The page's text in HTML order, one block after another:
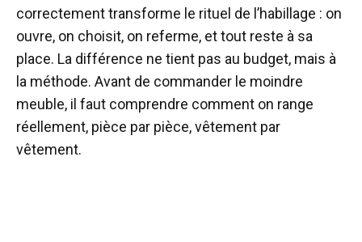
correctement transforme le rituel de l’habillage : on
ouvre, on choisit, on referme, et tout reste à sa
place. La différence ne tient pas au budget, mais à
la méthode. Avant de commander le moindre
meuble, il faut comprendre comment on range
réellement, pièce par pièce, vêtement par
vêtement.